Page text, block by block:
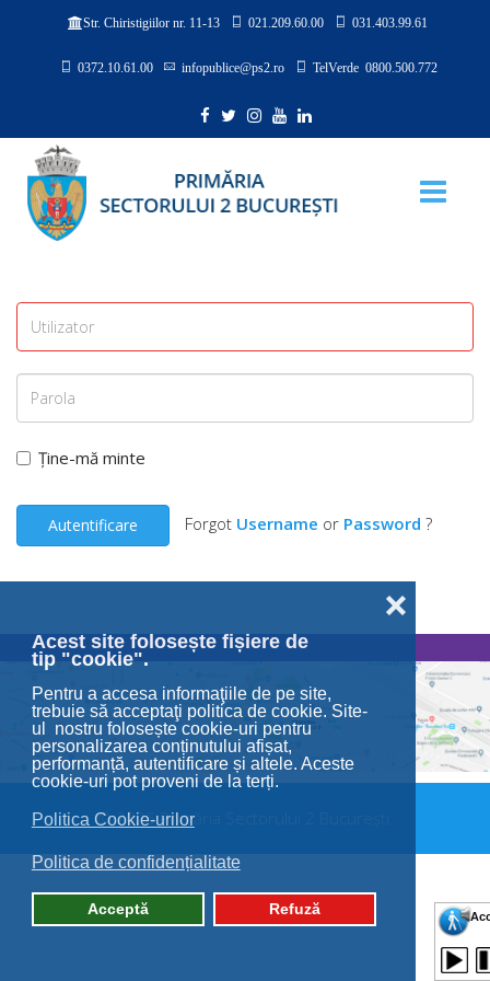
Acest site folosește fișiere de
tip "cookie".
Pentru a accesa informaţiile de pe site,
trebuie să acceptaţi politica de cookie. Site-
ul nostru folosește cookie-uri pentru
personalizarea conținutului afișat,
performanță, autentificare și altele. Aceste
cookie-uri pot proveni de la terți.
Politica Cookie-urilor
Politica de confidențialitate
Acceptă Refuză
❌
Str. Chiristigiilor nr. 11-13 021.209.60.00 031.403.99.61
0372.10.61.00 infopublice@ps2.ro TelVerde 0800.500.772
Ține-mă minte
Autentificare Forgot Username or Password ?
© 2026 Primăria Sectorului 2 București.